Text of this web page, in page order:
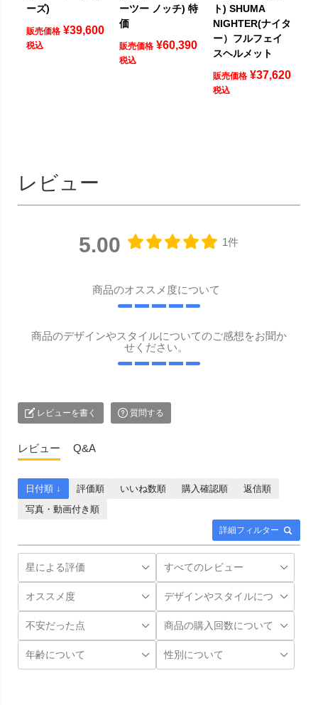
ーズ)
販売価格 ¥39,600
税込
ーツー ノッチ) 特
価
販売価格 ¥60,390
税込
ト) SHUMA
NIGHTER(ナイタ
ー）フルフェイ
スヘルメット
販売価格 ¥37,620
税込
レビュー
5.00 1件
商品のオススメ度について
商品のデザインやスタイルについてのご感想をお聞か
せください。
レビューを書く 質問する
レビュー Q&A
詳細フィルター
日付順 ↓ 評価順 いいね数順 購入確認順
返信順
写真・動画付き順